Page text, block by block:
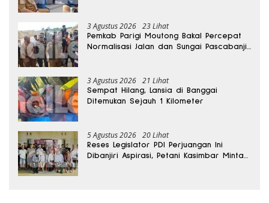
3 Agustus 2026 23 Lihat
Pemkab Parigi Moutong Bakal Percepat
Normalisasi Jalan dan Sungai Pascabanjir
3 Agustus 2026 21 Lihat
Sempat Hilang, Lansia di Banggai
Ditemukan Sejauh 1 Kilometer
5 Agustus 2026 20 Lihat
Reses Legislator PDI Perjuangan Ini
Dibanjiri Aspirasi, Petani Kasimbar Minta